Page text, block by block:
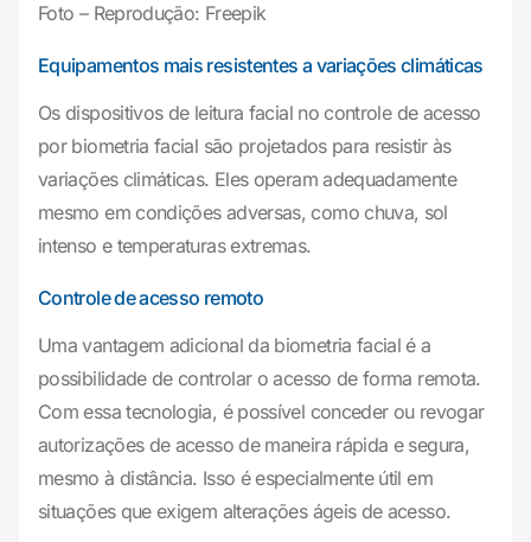
Foto – Reprodução: Freepik
Equipamentos mais resistentes a variações climáticas
Os dispositivos de leitura facial no controle de acesso
por biometria facial são projetados para resistir às
variações climáticas. Eles operam adequadamente
mesmo em condições adversas, como chuva, sol
intenso e temperaturas extremas.
Controle de acesso remoto
Uma vantagem adicional da biometria facial é a
possibilidade de controlar o acesso de forma remota.
Com essa tecnologia, é possível conceder ou revogar
autorizações de acesso de maneira rápida e segura,
mesmo à distância. Isso é especialmente útil em
situações que exigem alterações ágeis de acesso.